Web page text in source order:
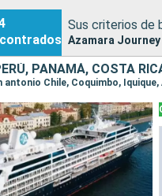
Sus criterios de
Azamara Journey
PANAMÁ, COSTA